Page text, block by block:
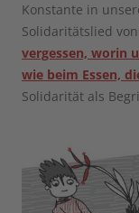
Konstante in
Solidaritätslied
vergessen, worin
wie beim Essen,
Solidarität als